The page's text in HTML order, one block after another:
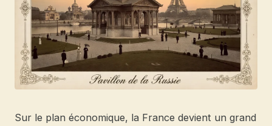
Sur le plan économique, la France devient un grand